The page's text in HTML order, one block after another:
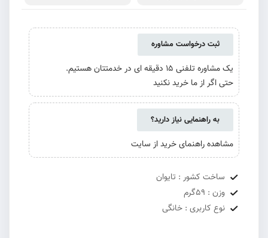
ثبت درخواست مشاوره
یک مشاوره تلفنی 15 دقیقه ای در خدمتتان هستیم.
حتی اگر از ما خرید نکنید
به راهنمایی نیاز دارید؟
مشاهده راهنمای خرید از سایت
ساخت کشور : تایوان
وزن : 59گرم
نوع کاربری : خانگی